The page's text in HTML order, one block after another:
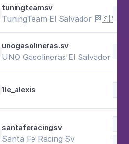
tuningteamsv
TuningTeam El Salvador 🏁🇸🇻
unogasolineras.sv
UNO Gasolineras El Salvador
1le_alexis
santaferacingsv
Santa Fe Racing Sv